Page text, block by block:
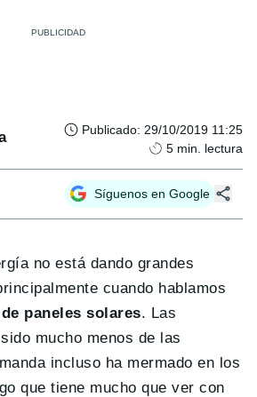
Publicado: 29/10/2019 11:25
5 min. lectura
Síguenos en Google
no está dando grandes
cuando hablamos
paneles solares. Las
mucho menos de las
incluso ha mermado en los
que tiene mucho que ver con